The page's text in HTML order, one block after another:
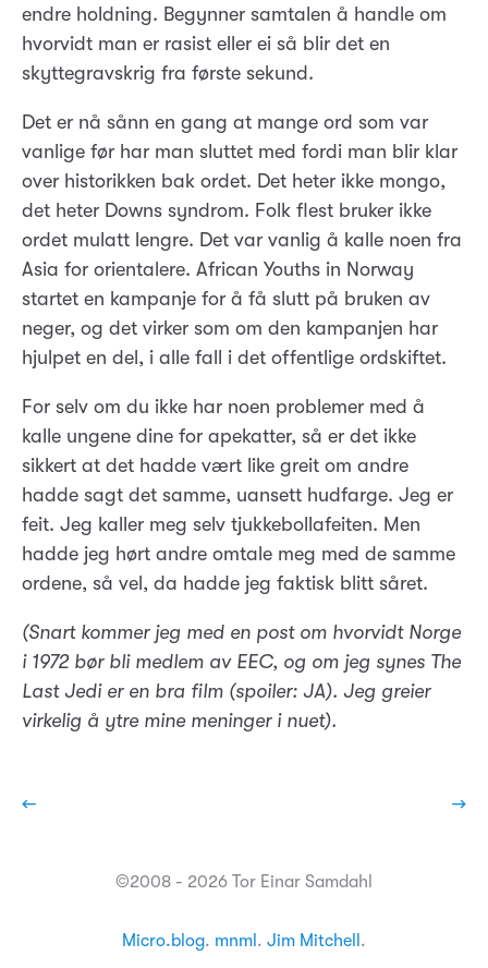
endre holdning. Begynner samtalen å handle om
hvorvidt man er rasist eller ei så blir det en
skyttegravskrig fra første sekund.
Det er nå sånn en gang at mange ord som var
vanlige før har man sluttet med fordi man blir klar
over historikken bak ordet. Det heter ikke mongo,
det heter Downs syndrom. Folk flest bruker ikke
ordet mulatt lengre. Det var vanlig å kalle noen fra
Asia for orientalere. African Youths in Norway
startet en kampanje for å få slutt på bruken av
neger, og det virker som om den kampanjen har
hjulpet en del, i alle fall i det offentlige ordskiftet.
For selv om du ikke har noen problemer med å
kalle ungene dine for apekatter, så er det ikke
sikkert at det hadde vært like greit om andre
hadde sagt det samme, uansett hudfarge. Jeg er
feit. Jeg kaller meg selv tjukkebollafeiten. Men
hadde jeg hørt andre omtale meg med de samme
ordene, så vel, da hadde jeg faktisk blitt såret.
(Snart kommer jeg med en post om hvorvidt Norge
i 1972 bør bli medlem av EEC, og om jeg synes The
Last Jedi er en bra film (spoiler: JA). Jeg greier
virkelig å ytre mine meninger i nuet).
← →
©2008 - 2026 Tor Einar Samdahl
Micro.blog. mnml . Jim Mitchell .